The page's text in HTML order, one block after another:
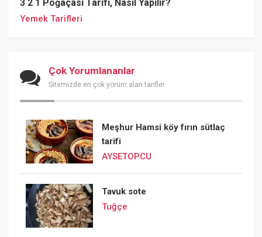
3 2 1 Poğaçası Tarifi, Nasıl Yapılır?
Yemek Tarifleri
Çok Yorumlananlar
Sitemizde en çok yorum alan tarifler
Meşhur Hamsi köy fırın sütlaç
tarifi
AYSETOPCU
Tavuk sote
Tuğçe